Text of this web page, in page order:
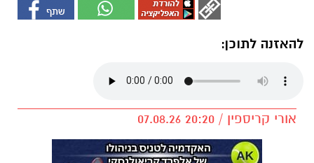
להאזנה לתוכן:
אורי קריספין / 20:20 07.08.26